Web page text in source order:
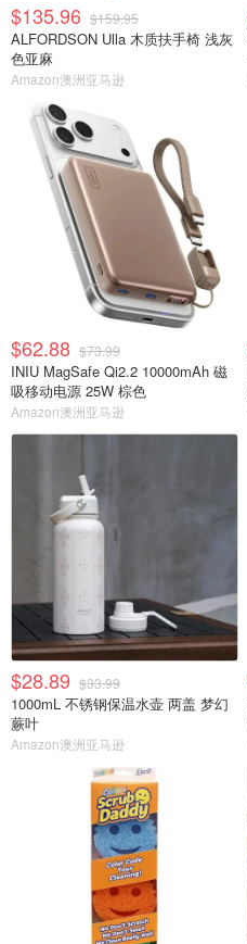
$135.96 $159.95
ALFORDSON Ulla 木质扶手椅 浅灰
色亚麻
Amazon澳洲亚马逊
$62.88 $73.99
INIU MagSafe Qi2.2 10000mAh 磁
吸移动电源 25W 棕色
Amazon澳洲亚马逊
$28.89 $33.99
1000mL 不锈钢保温水壶 两盖 梦幻
蕨叶
Amazon澳洲亚马逊